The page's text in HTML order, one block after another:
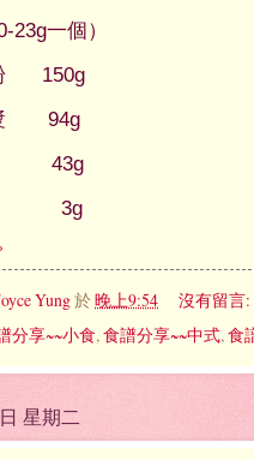
23g一個）
150g
漿 94g
43g
3g
Yung於晚上9:54
沒有留言:
分享~~小食,食譜分享~~中式,食
星期二